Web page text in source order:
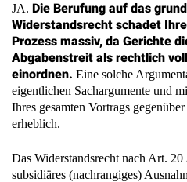
JA. Die Berufung auf das
Widerstandsrecht schadet
Prozess massiv, da Gerichte
Abgabenstreit als rechtlich
einordnen. Eine solche
eigentlichen Sachargumente und
Ihres gesamten Vortrags
erheblich.
Das Widerstandsrecht nach Art.
subsidiäres (nachrangiges)